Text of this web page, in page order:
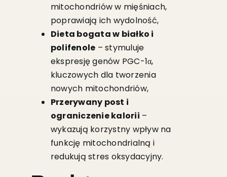
mitochondriów w mięśniach,
poprawiają ich wydolność,
Dieta bogata w białko i
polifenole – stymuluje
ekspresję genów PGC-1α,
kluczowych dla tworzenia
nowych mitochondriów,
Przerywany post i
ograniczenie kalorii –
wykazują korzystny wpływ na
funkcję mitochondrialną i
redukują stres oksydacyjny.